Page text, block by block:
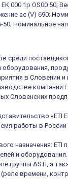
000 1p OS00 50;
ac (V) 690;
Номинальное
среди
оборудования,
в Словении
компании
Словенских
работы в
назначения:
и
группы ASTI, а
(реле времени,